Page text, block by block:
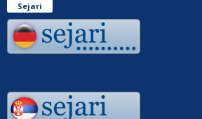
Sejari